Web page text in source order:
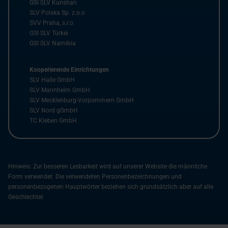
GSI SLV Kunshan
SLV Polska Sp. z.o.o
SVV Praha, s.r.o.
GSI SLV Türkei
GSI SLV Namibia
Kooperierende Einrichtungen
SLV Halle GmbH
SLV Mannheim GmbH
SLV Mecklenburg-Vorpommern GmbH
SLV Nord gGmbH
TC Kleben GmbH
Hinweis: Zur besseren Lesbarkeit wird auf unserer Website die männliche
Form verwendet. Die verwendeten Personenbezeichnungen und
personenbezogenen Hauptwörter beziehen sich grundsätzlich aber auf alle
Geschlechter.